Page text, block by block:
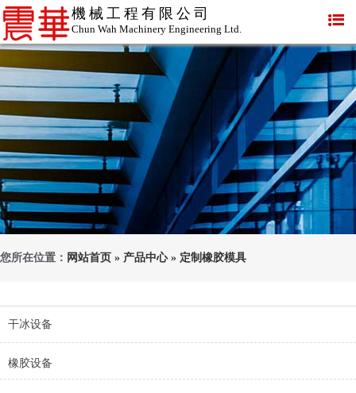
機械工程有限公司
Chun Wah Machinery Engineering Ltd.
您所在位置： 网站首页 » 产品中心» 定制橡胶模具
干冰设备
橡胶设备